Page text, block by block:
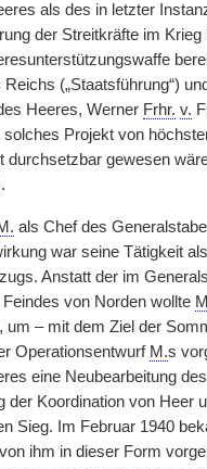
als des in letzter
der Streitkräfte im
(„Staatsführung“)
Heeres, Werner Frhr. v.
Projekt von
durchsetzbar gewesen
als Chef des
war seine Tätigkeit
Anstatt der im
von Norden wollte
– mit dem Ziel der
Operationsentwurf M.s
eine Neubearbeitung
der Koordination von Heer
Sieg. Im Februar 1940
ihm in dieser Form